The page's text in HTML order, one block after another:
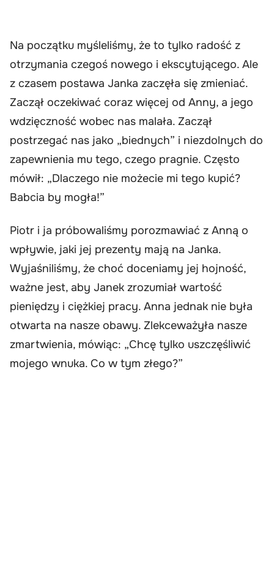
Na początku myśleliśmy, że to tylko radość z
otrzymania czegoś nowego i ekscytującego. Ale
z czasem postawa Janka zaczęła się zmieniać.
Zaczął oczekiwać coraz więcej od Anny, a jego
wdzięczność wobec nas malała. Zaczął
postrzegać nas jako „biednych” i niezdolnych do
zapewnienia mu tego, czego pragnie. Często
mówił: „Dlaczego nie możecie mi tego kupić?
Babcia by mogła!”
Piotr i ja próbowaliśmy porozmawiać z Anną o
wpływie, jaki jej prezenty mają na Janka.
Wyjaśniliśmy, że choć doceniamy jej hojność,
ważne jest, aby Janek zrozumiał wartość
pieniędzy i ciężkiej pracy. Anna jednak nie była
otwarta na nasze obawy. Zlekceważyła nasze
zmartwienia, mówiąc: „Chcę tylko uszczęśliwić
mojego wnuka. Co w tym złego?”